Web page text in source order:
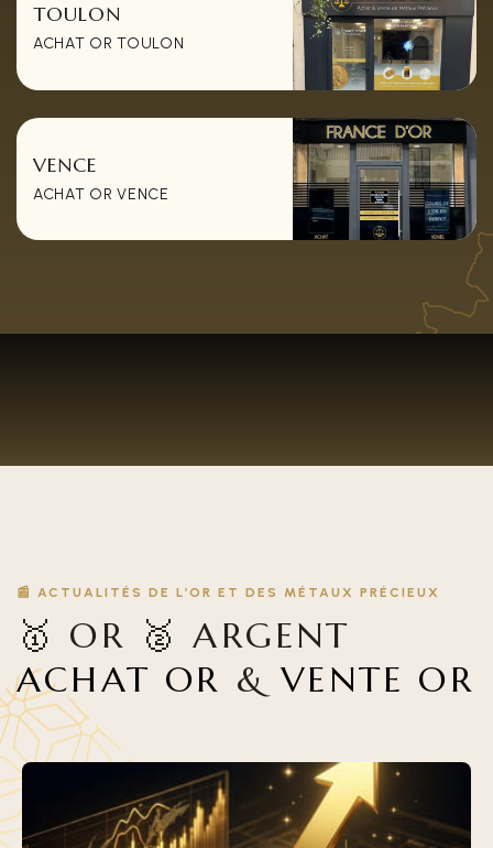
TOULON
ACHAT OR TOULON
VENCE
ACHAT OR VENCE
📰 ACTUALITÉS DE L’OR ET DES MÉTAUX PRÉCIEUX
🥇 OR 🥈 ARGENT
ACHAT OR &VENTE OR